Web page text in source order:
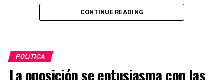
Fue, otra vez, una mezcla de mala praxis y cerrazón
ideológica. Puro microclima del poder
La racha de costos que se provoca a sí mismo el
oficialismoregistra también las internas, densas
Algunas son renovadas aunque por ahora contendidas,
entre los bandos de Karina Milei y Santiago Caputo
CONTINUE READING
POLITICA
La oposición se entusiasma con las